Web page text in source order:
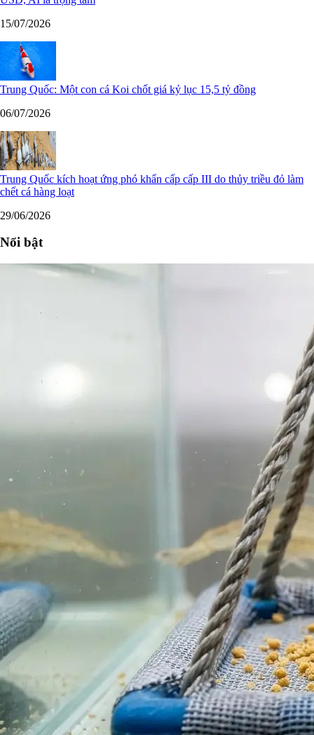
15/07/2026
Trung Quốc: Một con cá Koi chốt giá kỷ lục 15,5 tỷ đồng
06/07/2026
Trung Quốc kích hoạt ứng phó khẩn cấp cấp III do thủy triều đỏ làm
chết cá hàng loạt
29/06/2026
Nổi bật